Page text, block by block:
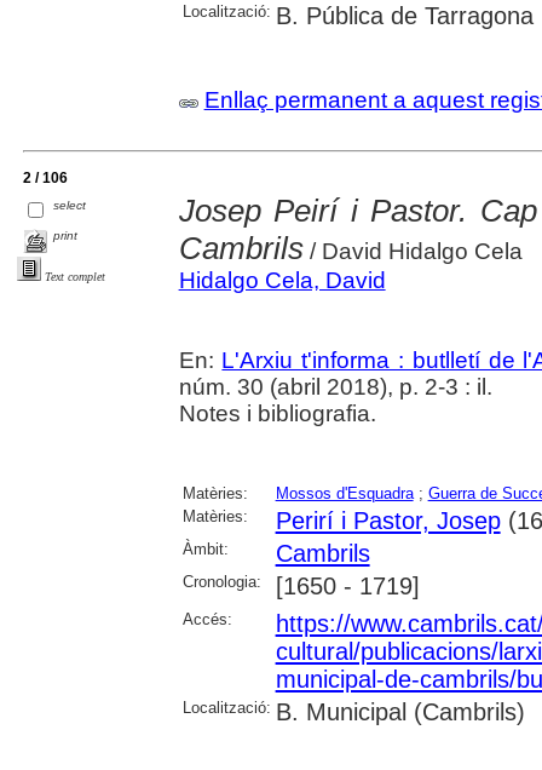
Localització: B. Pública de Tarragona
Enllaç permanent a aquest
2 / 106
select
print
Text complet
Josep Peirí i Pastor.
Cambrils/ David Hidalgo Cela
Hidalgo Cela, David
En: L'Arxiu t'informa : butlletí de
núm. 30 (abril 2018), p. 2-3 : il.
Notes i bibliografia.
Matèries: Mossos d'Esquadra; Guerra de
Matèries:
Perirí i Pastor, Josep
Àmbit: Cambrils
Cronologia: [1650 - 1719]
Accés:
https://
cultural/publicacions/
municipal-de-cambrils/
Localització: B. Municipal (Cambrils)